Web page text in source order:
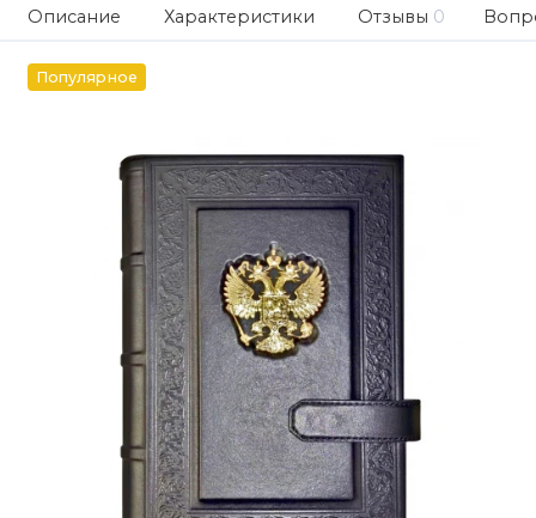
Описание Характеристики Отзывы 0
Популярное